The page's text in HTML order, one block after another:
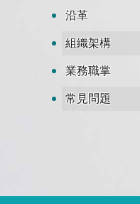
沿革
組織架構
業務職掌
常見問題